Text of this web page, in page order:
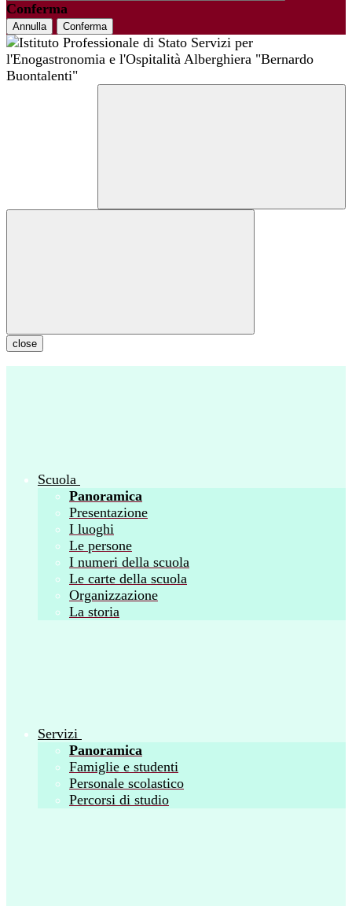
Conferma
Annulla Conferma
close
Scuola
Panoramica
Presentazione
I luoghi
Le persone
I numeri della scuola
Le carte della scuola
Organizzazione
La storia
Servizi
Panoramica
Famiglie e studenti
Personale scolastico
Percorsi di studio